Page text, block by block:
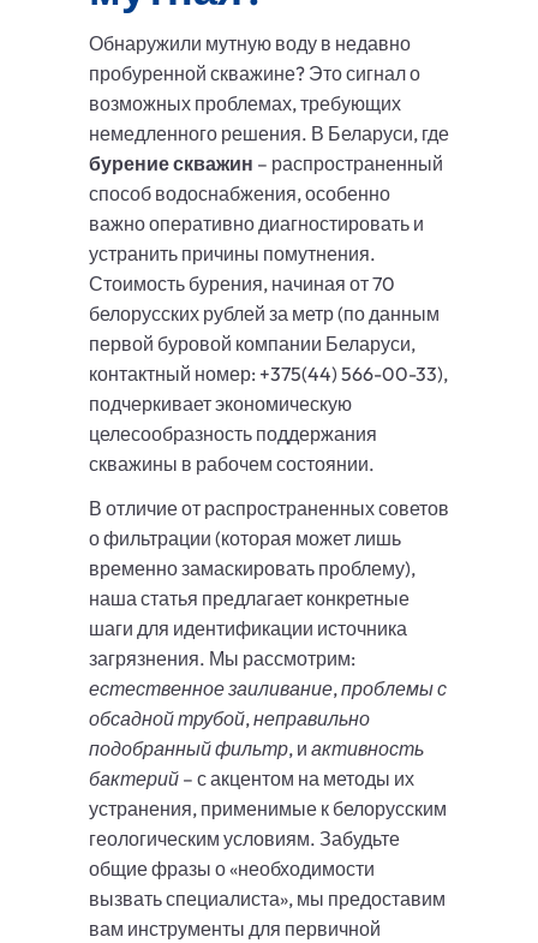
Обнаружили мутную воду в недавно
пробуренной скважине? Это сигнал о
возможных проблемах, требующих
немедленного решения. В Беларуси, где
бурение скважин – распространенный
способ водоснабжения, особенно
важно оперативно диагностировать и
устранить причины помутнения.
Стоимость бурения, начиная от 70
белорусских рублей за метр (по данным
первой буровой компании Беларуси,
контактный номер: +375(44) 566-00-33),
подчеркивает экономическую
целесообразность поддержания
скважины в рабочем состоянии.
В отличие от распространенных советов
о фильтрации (которая может лишь
временно замаскировать проблему),
наша статья предлагает конкретные
шаги для идентификации источника
загрязнения. Мы рассмотрим:
естественное заиливание,проблемы с
обсадной трубой,неправильно
подобранный фильтр, и активность
бактерий – с акцентом на методы их
устранения, применимые к белорусским
геологическим условиям. Забудьте
общие фразы о «необходимости
вызвать специалиста», мы предоставим
вам инструменты для первичной